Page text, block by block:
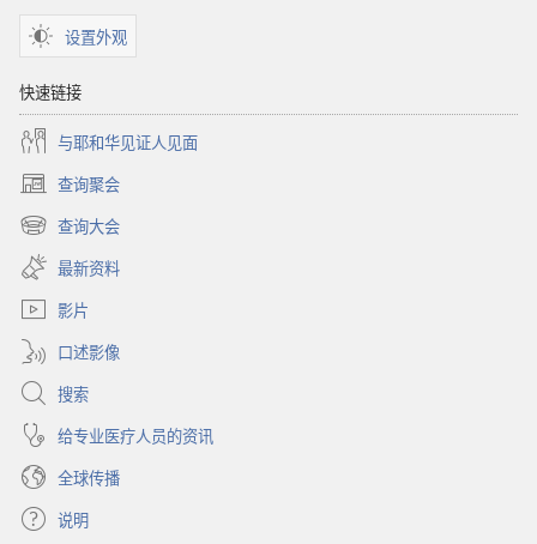
设置外观
快速链接
与耶和华见证人见面
查询聚会
（打
开
新
窗
口）
查询大会
（打
开
新
窗
最新资料
影片
口述影像
搜索
给专业医疗人员的资讯
全球传播
说明